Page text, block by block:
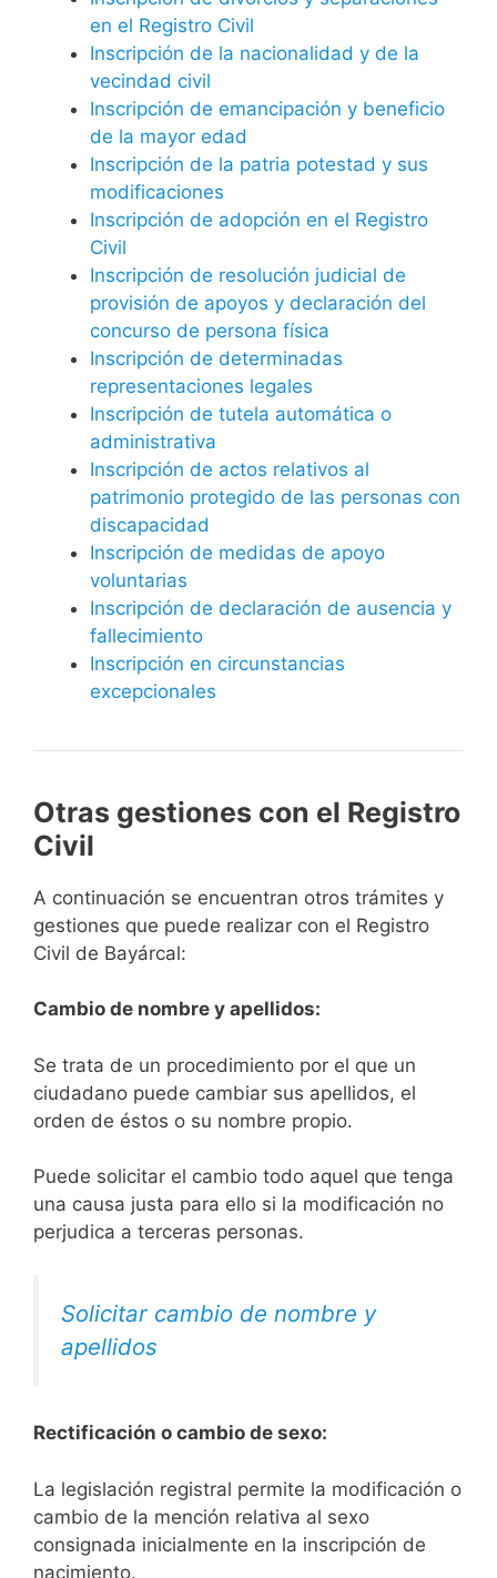
en el Registro Civil
Inscripción de la nacionalidad y de la
vecindad civil
Inscripción de emancipación y beneficio
de la mayor edad
Inscripción de la patria potestad y sus
modificaciones
Inscripción de adopción en el Registro
Civil
Inscripción de resolución judicial de
provisión de apoyos y declaración del
concurso de persona física
Inscripción de determinadas
representaciones legales
Inscripción de tutela automática o
administrativa
Inscripción de actos relativos al
patrimonio protegido de las personas con
discapacidad
Inscripción de medidas de apoyo
voluntarias
Inscripción de declaración de ausencia y
fallecimiento
Inscripción en circunstancias
excepcionales
Otras gestiones con el Registro
Civil
A continuación se encuentran otros trámites y
gestiones que puede realizar con el Registro
Civil de Bayárcal:
Cambio de nombre y apellidos:
Se trata de un procedimiento por el que un
ciudadano puede cambiar sus apellidos, el
orden de éstos o su nombre propio.
Puede solicitar el cambio todo aquel que tenga
una causa justa para ello si la modificación no
perjudica a terceras personas.
Solicitar cambio de nombre y
apellidos
Rectificación o cambio de sexo:
La legislación registral permite la modificación o
cambio de la mención relativa al sexo
consignada inicialmente en la inscripción de
nacimiento.